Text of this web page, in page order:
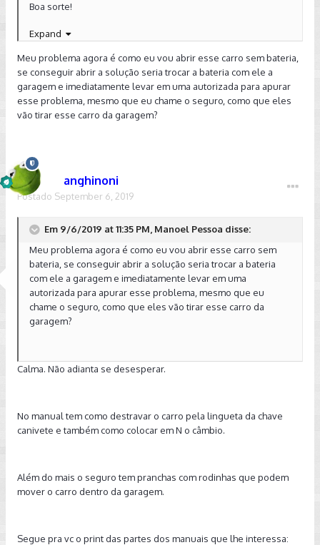
Boa sorte!
Enviado de meu SM-G9650 usando o Tapatalk
Expand
Meu problema agora é como eu vou abrir esse carro sem bateria,
se conseguir abrir a solução seria trocar a bateria com ele a
garagem e imediatamente levar em uma autorizada para apurar
esse problema, mesmo que eu chame o seguro, como que eles
vão tirar esse carro da garagem?
anghinoni
Postado September 6, 2019
Em 9/6/2019 at 11:35 PM, Manoel Pessoa disse:
Meu problema agora é como eu vou abrir esse carro sem
bateria, se conseguir abrir a solução seria trocar a bateria
com ele a garagem e imediatamente levar em uma
autorizada para apurar esse problema, mesmo que eu
chame o seguro, como que eles vão tirar esse carro da
garagem?
Calma. Não adianta se desesperar.
No manual tem como destravar o carro pela lingueta da chave
canivete e também como colocar em N o câmbio.
Além do mais o seguro tem pranchas com rodinhas que podem
mover o carro dentro da garagem.
Segue pra vc o print das partes dos manuais que lhe interessa: